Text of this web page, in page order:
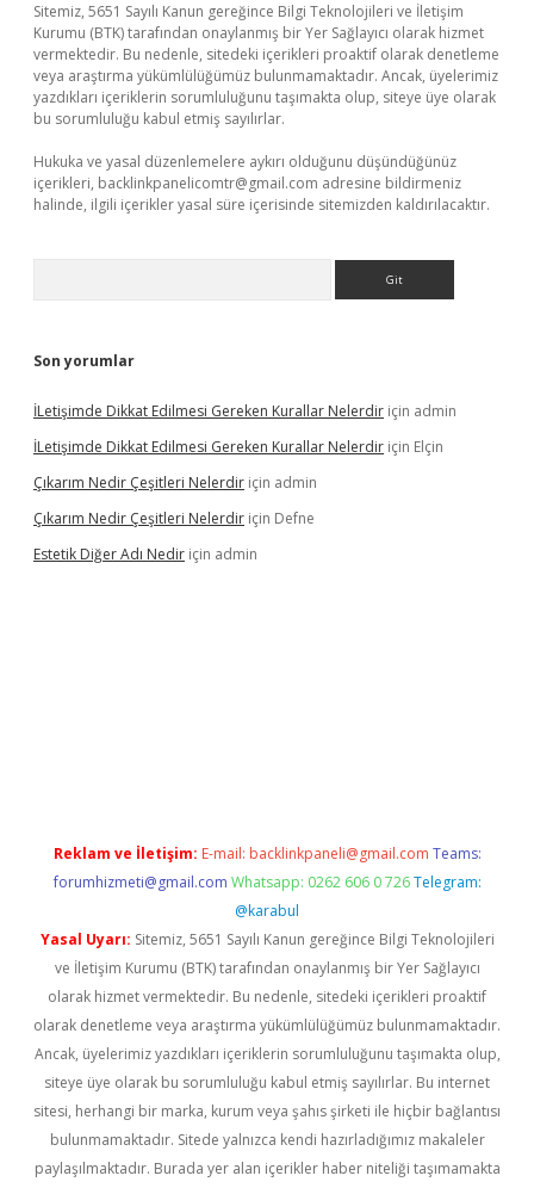
Sitemiz, 5651 Sayılı Kanun gereğince Bilgi Teknolojileri ve İletişim
Kurumu (BTK) tarafından onaylanmış bir Yer Sağlayıcı olarak hizmet
vermektedir. Bu nedenle, sitedeki içerikleri proaktif olarak denetleme
veya araştırma yükümlülüğümüz bulunmamaktadır. Ancak, üyelerimiz
yazdıkları içeriklerin sorumluluğunu taşımakta olup, siteye üye olarak
bu sorumluluğu kabul etmiş sayılırlar.
Hukuka ve yasal düzenlemelere aykırı olduğunu düşündüğünüz
içerikleri, backlinkpanelicomtr@gmail.com adresine bildirmeniz
halinde, ilgili içerikler yasal süre içerisinde sitemizden kaldırılacaktır.
Son yorumlar
İLetişimde Dikkat Edilmesi Gereken Kurallar Nelerdir için admin
İLetişimde Dikkat Edilmesi Gereken Kurallar Nelerdir için Elçin
Çıkarım Nedir Çeşitleri Nelerdir için admin
Çıkarım Nedir Çeşitleri Nelerdir için Defne
Estetik Diğer Adı Nedir için admin
Reklam ve İletişim: E-mail: backlinkpaneli@gmail.com Teams:
forumhizmeti@gmail.com Whatsapp: 0262 606 0 726 Telegram:
@karabul
Yasal Uyarı: Sitemiz, 5651 Sayılı Kanun gereğince Bilgi Teknolojileri
ve İletişim Kurumu (BTK) tarafından onaylanmış bir Yer Sağlayıcı
olarak hizmet vermektedir. Bu nedenle, sitedeki içerikleri proaktif
olarak denetleme veya araştırma yükümlülüğümüz bulunmamaktadır.
Ancak, üyelerimiz yazdıkları içeriklerin sorumluluğunu taşımakta olup,
siteye üye olarak bu sorumluluğu kabul etmiş sayılırlar. Bu internet
sitesi, herhangi bir marka, kurum veya şahıs şirketi ile hiçbir bağlantısı
bulunmamaktadır. Sitede yalnızca kendi hazırladığımız makaleler
paylaşılmaktadır. Burada yer alan içerikler haber niteliği taşımamakta